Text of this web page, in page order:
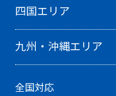
四国エリア
九州・沖縄エリア
全国対応